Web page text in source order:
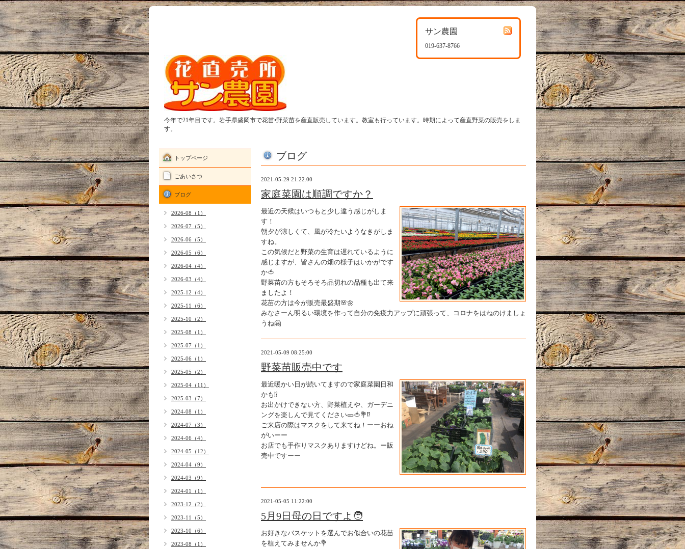
サン農園
019-637-8766
今年で21年目です。岩手県盛岡市で花苗•野菜苗を産直販売しています。教室も行っています。時期によって産直野菜の販売をしま
す。
ブログ
2021-05-29 21:22:00
家庭菜園は順調ですか？
最近の天候はいつもと少し違う感じがしま
す！
朝夕が涼しくて、風が冷たいようなきがしま
すね。
この気候だと野菜の生育は遅れているように
感じますが、皆さんの畑の様子はいかがです
か🍅
野菜苗の方もそろそろ品切れの品種も出て来
ましたよ！
花苗の方は今が販売最盛期🌸🌼
みなさーん明るい環境を作って自分の免疫力アップに頑張って、コロナをはねのけましょ
うね🤗
2021-05-09 08:25:00
野菜苗販売中です
最近暖かい日が続いてますので家庭菜園日和
かも⁉️
お出かけできない方、野菜植えや、ガーデニ
ングを楽しんで見てください🥒🍅💐⁉️
ご来店の際はマスクをして来てね！ーーおね
がいーー
お店でも手作りマスクありますけどね。ー販
売中ですーー
2021-05-05 11:22:00
5月9日母の日ですよ🧑
お好きなバスケットを選んでお似合いの花苗
を植えてみませんか💐
トップページ
ごあいさつ
ブログ
2026-08（1）
2026-07（5）
2026-06（5）
2026-05（6）
2026-04（4）
2026-03（4）
2025-12（4）
2025-11（6）
2025-10（2）
2025-08（1）
2025-07（1）
2025-06（1）
2025-05（2）
2025-04（11）
2025-03（7）
2024-08（1）
2024-07（3）
2024-06（4）
2024-05（12）
2024-04（9）
2024-03（9）
2024-01（1）
2023-12（2）
2023-11（5）
2023-10（6）
2023-08（1）